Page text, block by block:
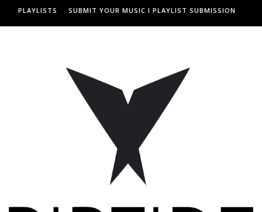
PLAYLISTS SUBMIT YOUR MUSIC I PLAYLIST SUBMISSION